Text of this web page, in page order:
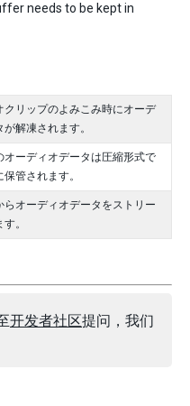
needs to be kept in
クリップのよみこみ時にオーデ
が解凍されます。
オーディオデータは圧縮形式で
保管されます。
らオーディオデータをストリー
。
开发者社区提问，我们